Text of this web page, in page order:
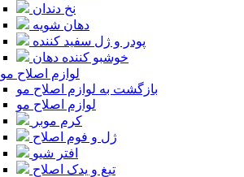
نخ دندان
دهان شویه
پودر و ژل سفید کننده
خوشبو کننده دهان
لوازم اصلاح مو
بازگشت به لوازم اصلاح مو
لوازم اصلاح مو
کرم موبر
ژل و فوم اصلاح
افتر شیو
تیغ و یدک اصلاح